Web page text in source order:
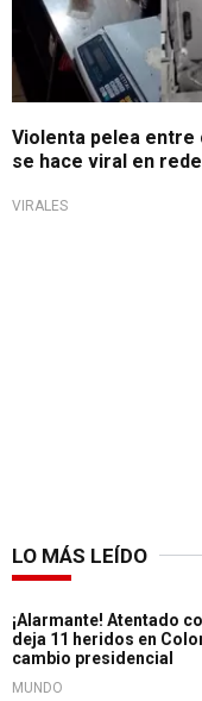
Violenta pelea entre
se hace viral en
VIRALES
LO MÁS LEÍDO
¡Alarmante! Atentado
deja 11 heridos en
cambio presidencial
MUNDO